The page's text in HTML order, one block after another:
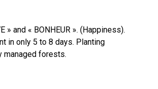
and « BONHEUR ». (Happiness).
in only 5 to 8 days. Planting
managed forests.